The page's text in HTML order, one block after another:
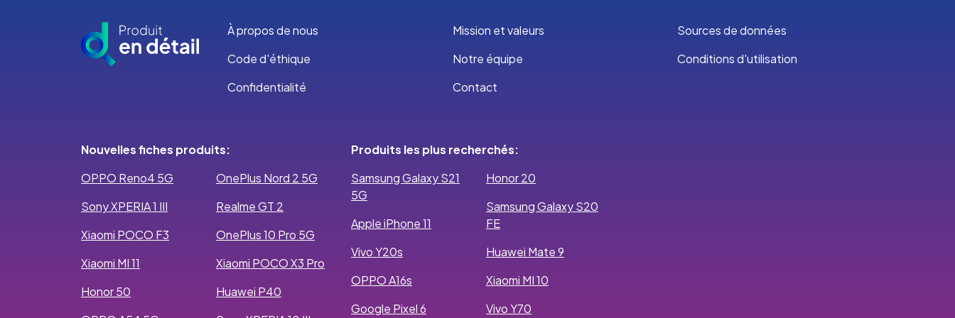
À propos de nous Mission et valeurs
Sources de données
Code d'éthique
Notre équipe
Conditions d'utilisation
Confidentialité
Contact
Nouvelles fiches produits:
OPPO Reno4 5G
Sony XPERIA 1 III
Xiaomi POCO F3
Xiaomi MI 11
Honor 50
OnePlus Nord 2 5G
Realme GT 2
OnePlus 10 Pro 5G
Xiaomi POCO X3 Pro
Huawei P40
Produits les plus recherchés:
Samsung Galaxy S21
5G
Apple iPhone 11
Vivo Y20s
OPPO A16s
Google Pixel 6
Honor 20
Samsung Galaxy S20
FE
Huawei Mate 9
Xiaomi MI 10
Vivo Y70